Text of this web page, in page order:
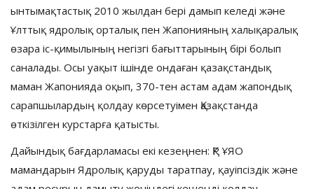
ынтымақтастық 2010 жылдан бері дамып келеді және
Ұлттық ядролық орталық пен Жапонияның халықаралық
өзара іс-қимылының негізгі бағыттарының бірі болып
саналады. Осы уақыт ішінде ондаған қазақстандық
маман Жапонияда оқып, 370-тен астам адам жапондық
сарапшылардың қолдау көрсетуімен Қазақстанда
өткізілген курстарға қатысты.
Дайындық бағдарламасы екі кезеңнен: ҚР ҰЯО
мамандарын Ядролық қаруды таратпау, қауіпсіздік және